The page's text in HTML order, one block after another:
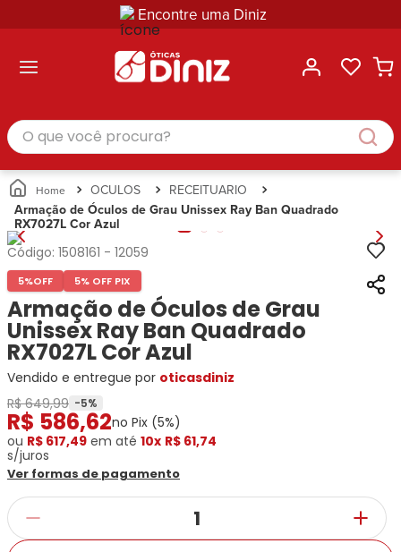
Encontre uma Diniz
Masculino
Feminino
Infantil
Unissex
Busque
Por
Marcas
Ana
Hickmann
Bulget
Miu-
Miu
Guess
Lacoste
Ray-
Ban
Todas
as
Marcas
Marcas
Exclusivas
Dii
Categorias
Masculino
Feminino
Infantil
Unissex
Busque
Por
Marcas
Ray-
Ban
Prada
Ana
Hickmann
Tecnol
Miu-
Miu
Polaroid
Vogue
Todas
as
Marcas
Marcas
Correntes
para
Óculos
Estojos
para
Óculos
Soluções
e
Cuidados
Busque
Ray-
Ban
Prada
Exchange
Tommy
Hilfiger
Ana
Hickmann
Guess
Speedo
Atittude
Bulget
Todas
as
Marcas
Marcas
Exclusivas
Dii
Categoria
Armações
de Óculos
Óculos
de Sol
Corrente
para
Estojo
para
Óculos
Gênero
Masculino
Feminino
Infantil
Unissex
Marcas
Exclusivas
Dii
Collection
DNZ
Hit
O que você procura?
OCULOS
RECEITUARIO
Armação de Óculos de Grau Unissex Ray Ban Quadrado
RX7027L Cor Azul
Código: 1508161 - 12059
5%OFF 5% OFF PIX
Armação de Óculos de Grau
Unissex Ray Ban Quadrado
RX7027L Cor Azul
Vendido e entregue por oticasdiniz
R$ 649,99 -5%
R$ 586,62no Pix (5%)
ou R$ 617,49 em até 10x R$ 61,74
s/juros
Ver formas de pagamento